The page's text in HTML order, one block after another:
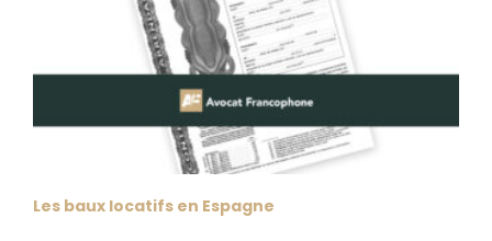
Les baux locatifs en Espagne